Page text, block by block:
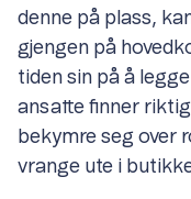
denne på plass,
gjengen på
tiden sin på å
ansatte finner
bekymre seg over
vrange ute i